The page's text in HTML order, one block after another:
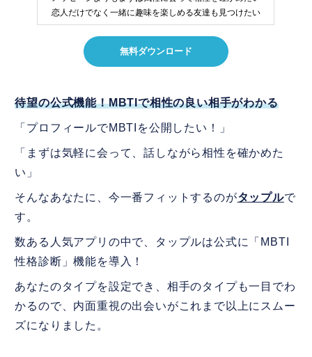
恋人だけでなく一緒に趣味を楽しめる友達も見つけたい
無料ダウンロード
待望の公式機能！MBTIで相性の良い相手がわかる
「プロフィールでMBTIを公開したい！」
「まずは気軽に会って、話しながら相性を確かめた
い」
そんなあなたに、今一番フィットするのがタップルで
す。
数ある人気アプリの中で、タップルは公式に「MBTI
性格診断」機能を導入！
あなたのタイプを設定でき、相手のタイプも一目でわ
かるので、内面重視の出会いがこれまで以上にスムー
ズになりました。